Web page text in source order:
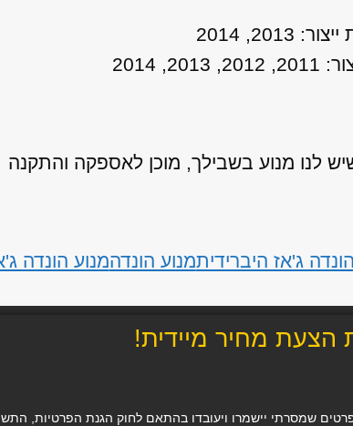
לנו מנוע בשבילך, מוכן לאספקה והתקנה
ג'אז היברידיתמנוע הונדהמנוע הונדה
הצעת מחיר מיידית!
יישמרו ויעובדו בהתאם לחוק הגנת הפרטיות, התשמ"א–1981 (כולל תיקון 13),